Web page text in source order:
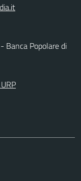
Popolare di